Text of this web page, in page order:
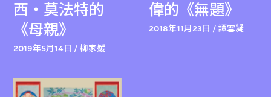
西‧莫法特的
《母親》
2019年5月14日 / 柳家媛
偉的《無題》
2018年11月23日 / 譚雪凝